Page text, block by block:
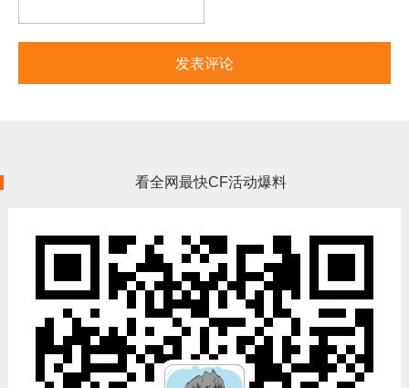
看全网最快CF活动爆料